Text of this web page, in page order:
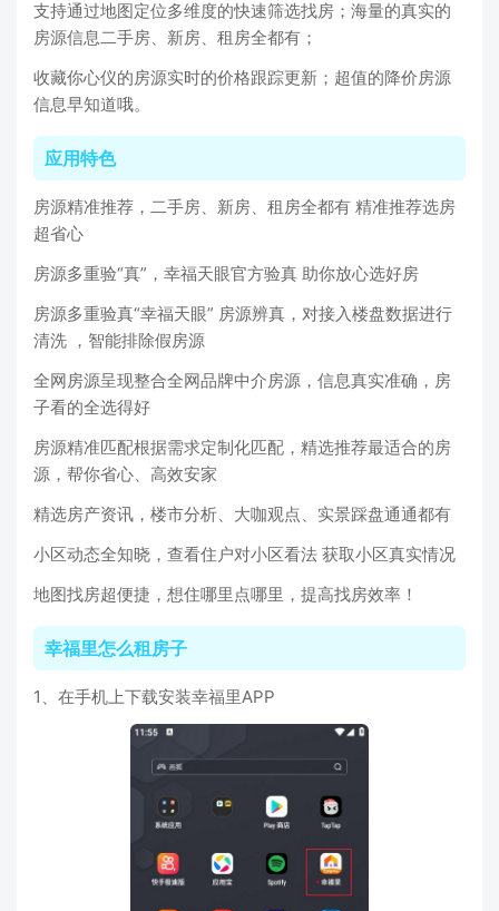
支持通过地图定位多维度的快速筛选找房；海量的真实的
房源信息二手房、新房、租房全都有；
收藏你心仪的房源实时的价格跟踪更新；超值的降价房源
信息早知道哦。
应用特色
房源精准推荐，二手房、新房、租房全都有 精准推荐选房
超省心
房源多重验“真”，幸福天眼官方验真 助你放心选好房
房源多重验真“幸福天眼” 房源辨真，对接入楼盘数据进行
清洗 ，智能排除假房源
全网房源呈现整合全网品牌中介房源，信息真实准确，房
子看的全选得好
房源精准匹配根据需求定制化匹配，精选推荐最适合的房
源，帮你省心、高效安家
精选房产资讯，楼市分析、大咖观点、实景踩盘通通都有
小区动态全知晓，查看住户对小区看法 获取小区真实情况
地图找房超便捷，想住哪里点哪里，提高找房效率！
幸福里怎么租房子
1、在手机上下载安装幸福里APP